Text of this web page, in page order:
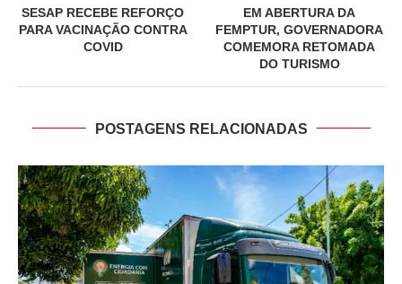
SESAP RECEBE REFORÇO
PARA VACINAÇÃO CONTRA
COVID
EM ABERTURA DA
FEMPTUR, GOVERNADORA
COMEMORA RETOMADA
DO TURISMO
POSTAGENS RELACIONADAS